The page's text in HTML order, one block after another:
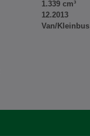
1.339 cm³
12.2013
Van/Kleinbus